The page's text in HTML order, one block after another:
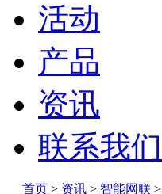
活动
产品
资讯
联系我们
首页 > 资讯 > 智能网联 >